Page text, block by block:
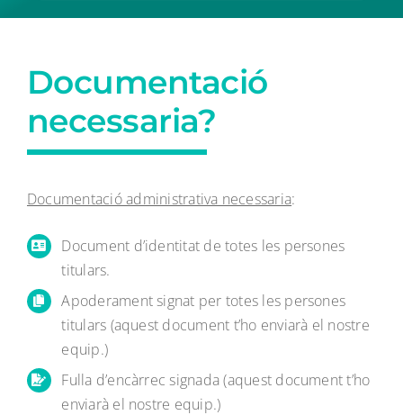
Documentació
necessaria?
Documentació administrativa necessaria:
Document d’identitat de totes les persones
titulars.
Apoderament signat per totes les persones
titulars (aquest document t’ho enviarà el nostre
equip.)
Fulla d’encàrrec signada (aquest document t’ho
enviarà el nostre equip.)